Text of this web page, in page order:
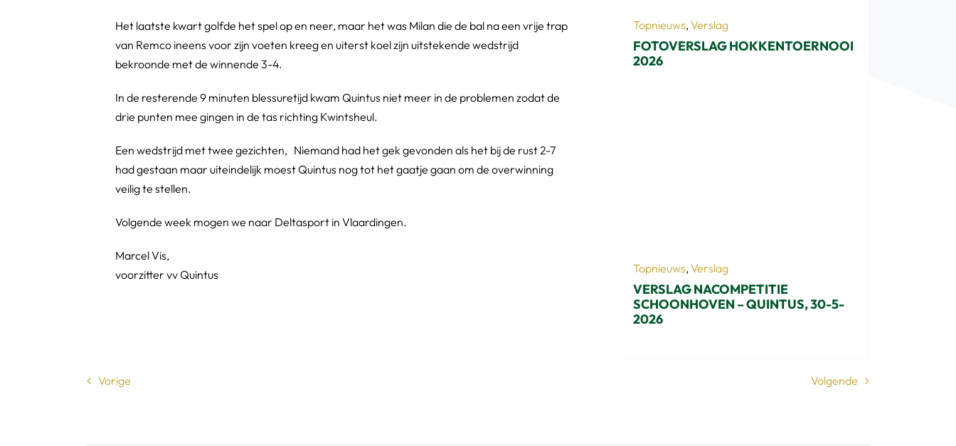
Het laatste kwart golfde het spel op en neer, maar het was Milan die de bal na een vrije trap
van Remco ineens voor zijn voeten kreeg en uiterst koel zijn uitstekende wedstrijd
bekroonde met de winnende 3-4.
In de resterende 9 minuten blessuretijd kwam Quintus niet meer in de problemen zodat de
drie punten mee gingen in de tas richting Kwintsheul.
Een wedstrijd met twee gezichten, Niemand had het gek gevonden als het bij de rust 2-7
had gestaan maar uiteindelijk moest Quintus nog tot het gaatje gaan om de overwinning
veilig te stellen.
Volgende week mogen we naar Deltasport in Vlaardingen.
Marcel Vis,
voorzitter vv Quintus
Topnieuws,Verslag
FOTOVERSLAG HOKKENTOERNOOI
2026
Topnieuws,Verslag
VERSLAG NACOMPETITIE
SCHOONHOVEN – QUINTUS, 30-5-
2026
Vorige Volgende